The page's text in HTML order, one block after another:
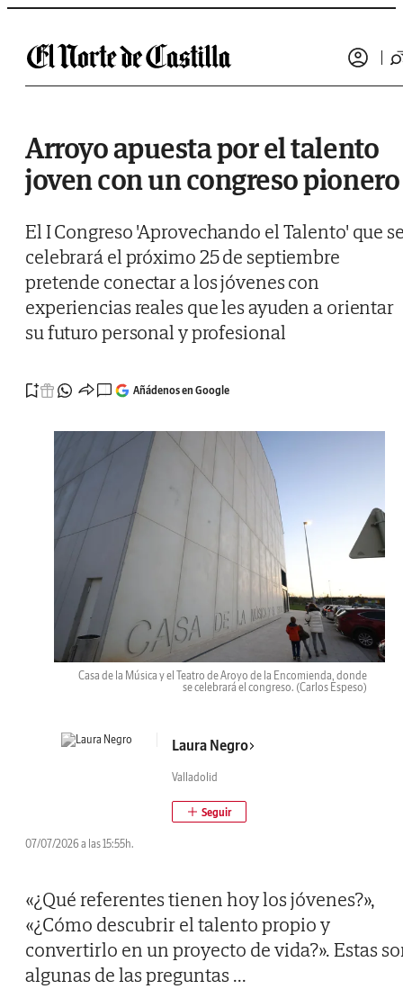
Saltar al contenido
Arroyo apuesta por el talento
joven con un congreso pionero
El I Congreso 'Aprovechando el Talento' que
celebrará el próximo 25 de septiembre
pretende conectar a los jóvenes con
experiencias reales que les ayuden a orientar
su futuro personal y profesional
Añádenos en Google
Casa de la Música y el Teatro de Aroyo de la Encomienda, donde
se celebrará el congreso. (Carlos Espeso)
Laura Negro
Valladolid
07/07/2026 a las 15:55h.
«¿Qué referentes tienen hoy los jóvenes?»,
«¿Cómo descubrir el talento propio y
convertirlo en un proyecto de vida?». Estas
algunas de las preguntas...